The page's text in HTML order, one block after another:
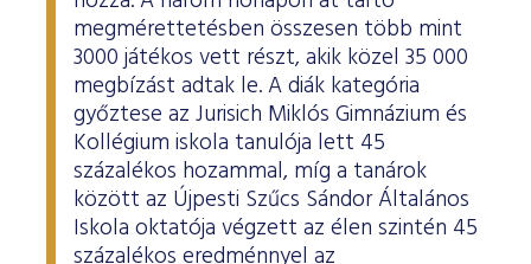
megmérettetésben összesen több mint
3000 játékos vett részt, akik közel 35 000
megbízást adtak le. A diák kategória
győztese az Jurisich Miklós Gimnázium és
Kollégium iskola tanulója lett 45
százalékos hozammal, míg a tanárok
között az Újpesti Szűcs Sándor Általános
Iskola oktatója végzett az élen szintén 45
százalékos eredménnyel az